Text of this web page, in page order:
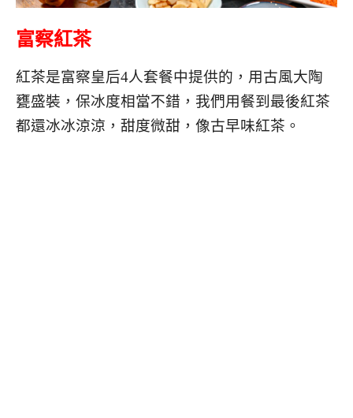
富察紅茶
紅茶是富察皇后4人套餐中提供的，用古風大陶
甕盛裝，保冰度相當不錯，我們用餐到最後紅茶
都還冰冰涼涼，甜度微甜，像古早味紅茶。